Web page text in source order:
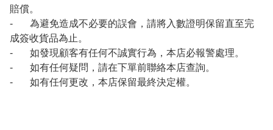
賠償。
- 為避免造成不必要的誤會，請將入數證明保留直至完
成簽收貨品為止。
- 如發現顧客有任何不誠實行為，本店必報警處理。
- 如有任何疑問，請在下單前聯絡本店查詢。
- 如有任何更改，本店保留最終決定權。